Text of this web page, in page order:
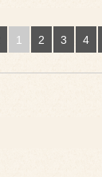
1 2 3 4